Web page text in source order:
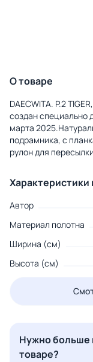
О товаре
DAECWITA. P.2
создан специально
марта
подрамника, с
рулон для
Характеристики
Автор
Материал полотна
Ширина (см)
Высота (см)
Нужно больше
товаре?